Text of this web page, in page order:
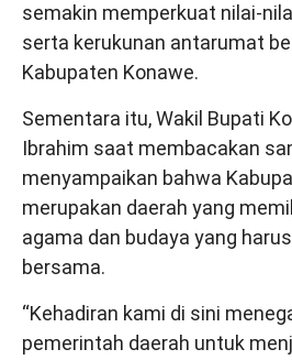
semakin memperkuat nilai-
serta kerukunan antarumat
Kabupaten Konawe.
Sementara itu, Wakil Bupati
Ibrahim saat membacakan
menyampaikan bahwa
merupakan daerah yang
agama dan budaya yang
bersama.
“Kehadiran kami di sini
pemerintah daerah untuk